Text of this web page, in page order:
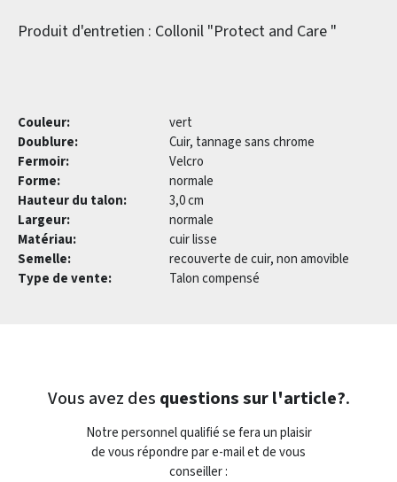
Produit d'entretien : Collonil "Protect and Care "
Couleur:
vert
Doublure:
Cuir, tannage sans chrome
Fermoir:
Velcro
Forme:
normale
Hauteur du talon:
3,0 cm
Largeur:
normale
Matériau:
cuir lisse
Semelle:
recouverte de cuir, non amovible
Type de vente:
Talon compensé
Vous avez des questions sur l'article?.
Notre personnel qualifié se fera un plaisir
de vous répondre par e-mail et de vous
conseiller :